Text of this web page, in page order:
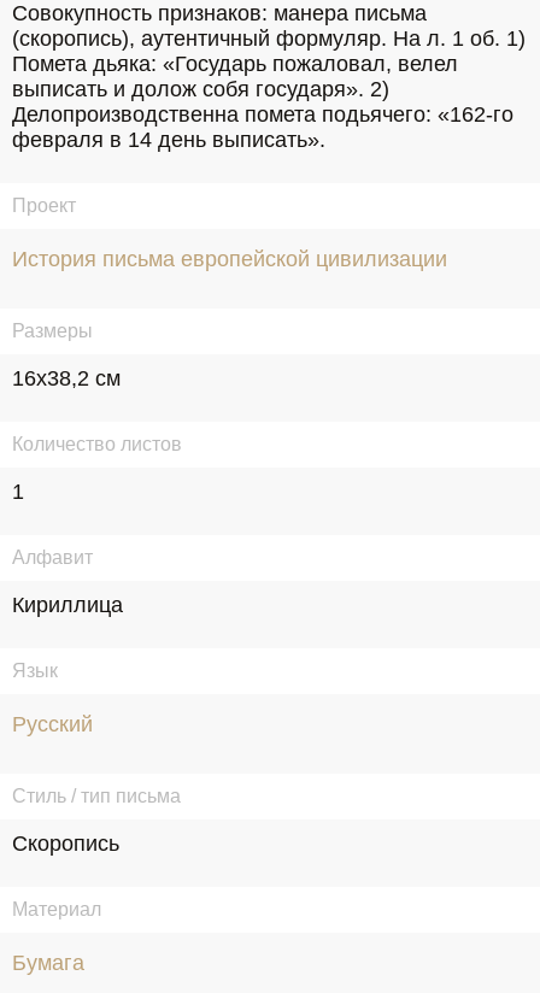
Совокупность признаков: манера письма
(скоропись), аутентичный формуляр. На л. 1 об. 1)
Помета дьяка: «Государь пожаловал, велел
выписать и долож собя государя». 2)
Делопроизводственна помета подьячего: «162-го
февраля в 14 день выписать».
Проект
История письма европейской цивилизации
Размеры
16х38,2 см
Количество листов
1
Алфавит
Кириллица
Язык
Русский
Стиль / тип письма
Скоропись
Материал
Бумага